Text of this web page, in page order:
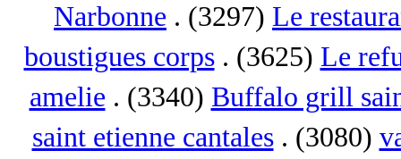
Narbonne . (3297) Le
boustigues corps. (3625) Le
amelie . (3340) Buffalo grill
saint etienne cantales. (3080)